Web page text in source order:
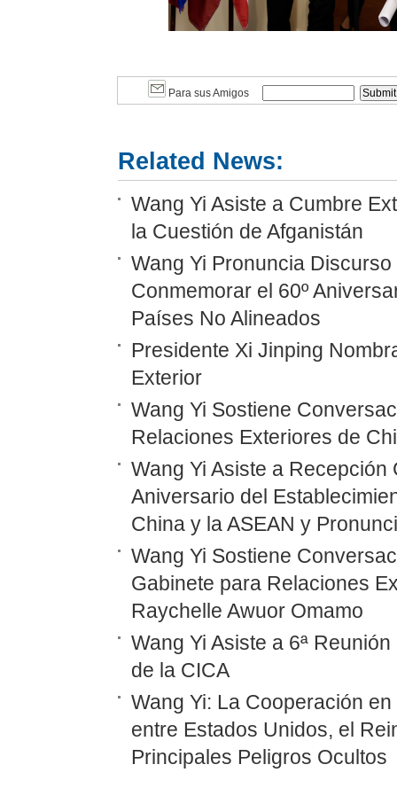
Para sus Amigos
Related News:
Wang Yi Asiste a Cumbre
la Cuestión de Afganistán
Wang Yi Pronuncia
Conmemorar el 60º
Países No Alineados
Presidente Xi Jinping
Exterior
Wang Yi Sostiene
Relaciones Exteriores de
Wang Yi Asiste a Recepción
Aniversario del
China y la ASEAN y
Wang Yi Sostiene
Gabinete para Relaciones
Raychelle Awuor Omamo
Wang Yi Asiste a 6ª
de la CICA
Wang Yi: La Cooperación
entre Estados Unidos, el
Principales Peligros Ocultos